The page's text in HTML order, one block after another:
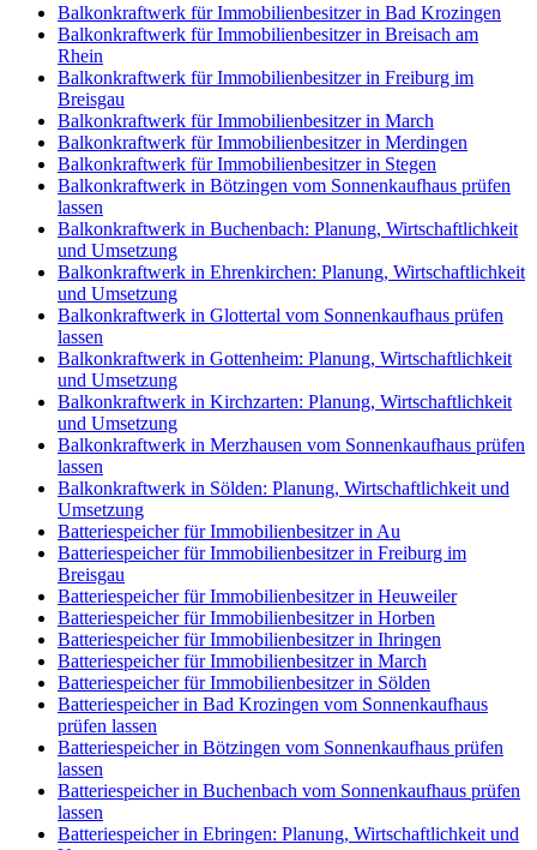
Balkonkraftwerk für Immobilienbesitzer in Bad Krozingen
Balkonkraftwerk für Immobilienbesitzer in Breisach am
Rhein
Balkonkraftwerk für Immobilienbesitzer in Freiburg im
Breisgau
Balkonkraftwerk für Immobilienbesitzer in March
Balkonkraftwerk für Immobilienbesitzer in Merdingen
Balkonkraftwerk für Immobilienbesitzer in Stegen
Balkonkraftwerk in Bötzingen vom Sonnenkaufhaus prüfen
lassen
Balkonkraftwerk in Buchenbach: Planung, Wirtschaftlichkeit
und Umsetzung
Balkonkraftwerk in Ehrenkirchen: Planung, Wirtschaftlichkeit
und Umsetzung
Balkonkraftwerk in Glottertal vom Sonnenkaufhaus prüfen
lassen
Balkonkraftwerk in Gottenheim: Planung, Wirtschaftlichkeit
und Umsetzung
Balkonkraftwerk in Kirchzarten: Planung, Wirtschaftlichkeit
und Umsetzung
Balkonkraftwerk in Merzhausen vom Sonnenkaufhaus prüfen
lassen
Balkonkraftwerk in Sölden: Planung, Wirtschaftlichkeit und
Umsetzung
Batteriespeicher für Immobilienbesitzer in Au
Batteriespeicher für Immobilienbesitzer in Freiburg im
Breisgau
Batteriespeicher für Immobilienbesitzer in Heuweiler
Batteriespeicher für Immobilienbesitzer in Horben
Batteriespeicher für Immobilienbesitzer in Ihringen
Batteriespeicher für Immobilienbesitzer in March
Batteriespeicher für Immobilienbesitzer in Sölden
Batteriespeicher in Bad Krozingen vom Sonnenkaufhaus
prüfen lassen
Batteriespeicher in Bötzingen vom Sonnenkaufhaus prüfen
lassen
Batteriespeicher in Buchenbach vom Sonnenkaufhaus prüfen
lassen
Batteriespeicher in Ebringen: Planung, Wirtschaftlichkeit und